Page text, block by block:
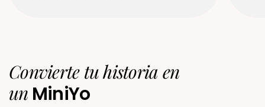
Convierte tu historia en
un MiniYo